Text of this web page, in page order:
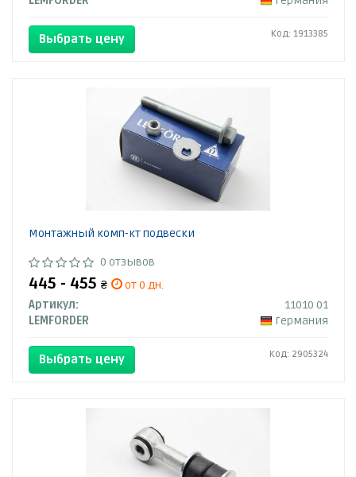
Выбрать цену Код: 1913385
Монтажный комп-кт подвески
0 отзывов
445 - 455 ₴
от 0 дн.
Артикул:
11010 01
LEMFORDER
Германия
Выбрать цену Код: 2905324